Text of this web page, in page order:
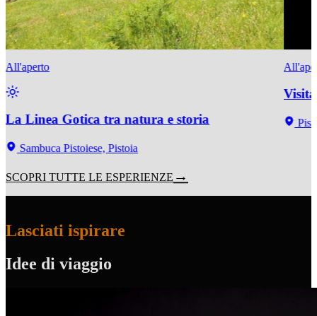
All'aperto
La Linea Gotica tra natura e storia
Sambuca Pistoiese, Pistoia
SCOPRI TUTTE LE ESPERIENZE
Lasciati ispirare
Idee di viaggio